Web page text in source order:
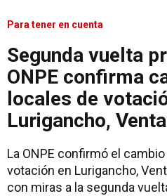
Para tener en cuenta
Segunda vuelta
ONPE confirma
locales de
Lurigancho,
La ONPE confirmó el
votación en Lurigancho,
con miras a la segunda